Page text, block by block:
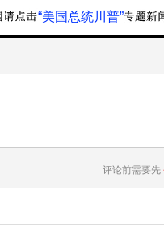
“美国总统川普”
评论前需要先